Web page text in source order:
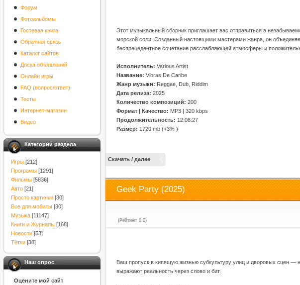
Форум
Фотоальбомы
Гостевая книга
Обратная связь
Каталог сайтов
Доска объявлений
Онлайн игры
FAQ (вопрос/ответ)
Тесты
Интернет-магазин
Видео
Категории раздела
Игры [212]
Програмы [1291]
Фильмы [5836]
Авто [21]
Просто картинки [30]
Все для мобилы [30]
Музыка [11147]
Книги и Журналы [168]
Новости [53]
Тётки [38]
Наш опрос
Оцените мой сайт
Этот музыкальный сборник приглашает вас отправиться в
морской соли. Созданный настоящими мастерами жанра, он
беспрецедентное сочетание расслабляющей атмосферы и
Исполнитель: Various Artist
Название: Vibras De Caribe
Жанр музыки: Reggae, Dub, Riddim
Дата релиза: 2025
Количество композиций: 200
Формат | Качество: MP3 | 320 kbps
Продолжительность: 12:08:27
Размер: 1720 mb (+3% )
Скачать / далее
Geek Party (2025)
(Рейтинг: 0.0)
Ваш пропуск в кипящую жизнью субкультуру улиц и дворовых сцен —
выражают реальность через слово и бит.